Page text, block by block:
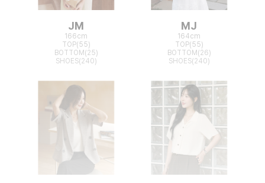
JM
166cm
TOP(55)
BOTTOM(25)
SHOES(240)
MJ
164cm
TOP(55)
BOTTOM(26)
SHOES(240)